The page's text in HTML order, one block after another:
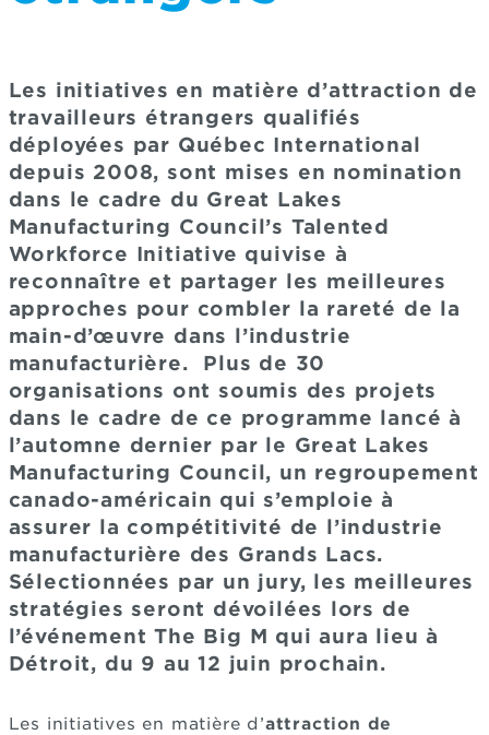
Les initiatives en matière d’attraction de
travailleurs étrangers qualifiés
déployées par Québec International
depuis 2008, sont mises en nomination
dans le cadre du Great Lakes
Manufacturing Council’s Talented
Workforce Initiative quivise à
reconnaître et partager les meilleures
approches pour combler la rareté de la
main-d’œuvre dans l’industrie
manufacturière. Plus de 30
organisations ont soumis des projets
dans le cadre de ce programme lancé à
l’automne dernier par le Great Lakes
Manufacturing Council, un regroupement
canado-américain qui s’emploie à
assurer la compétitivité de l’industrie
manufacturière des Grands Lacs.
Sélectionnées par un jury, les meilleures
stratégies seront dévoilées lors de
l’événement The Big M qui aura lieu à
Détroit, du 9 au 12 juin prochain.
Les initiatives en matière d’attraction de